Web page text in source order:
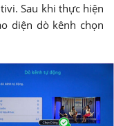
Sau khi thực hiện
diện dò kênh chọn